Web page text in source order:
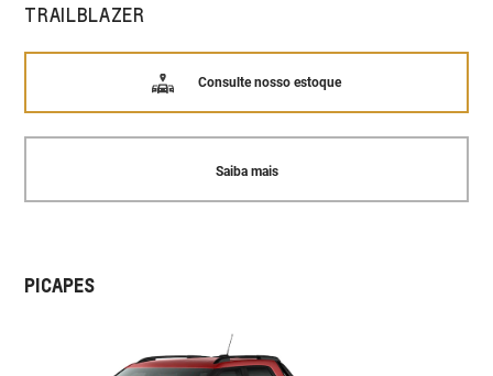
TRAILBLAZER
Consulte nosso estoque
Saiba mais
PICAPES